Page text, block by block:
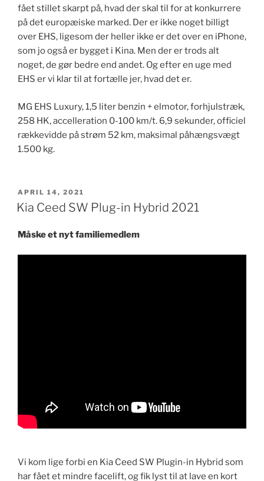
fået stillet skarpt på, hvad der skal til for at konkurrere
på det europæiske marked. Der er ikke noget billigt
over EHS, ligesom der heller ikke er det over en iPhone,
som jo også er bygget i Kina. Men der er trods alt
noget, de gør bedre end andet. Og efter en uge med
EHS er vi klar til at fortælle jer, hvad det er.
MG EHS Luxury, 1,5 liter benzin + elmotor, forhjulstræk,
258 HK, accelleration 0-100 km/t. 6,9 sekunder, officiel
rækkevidde på strøm 52 km, maksimal påhængsvægt
1.500 kg.
UDGIVET
DEN
APRIL 14, 2021
Kia Ceed SW Plug-in Hybrid 2021
Måske et nyt familiemedlem
Vi kom lige forbi en Kia Ceed SW Plugin-in Hybrid som
har fået et mindre facelift, og fik lyst til at lave en kort